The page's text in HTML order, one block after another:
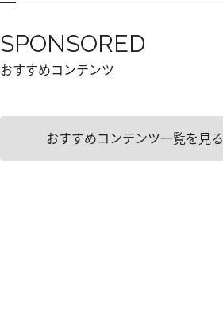
SPONSORED
おすすめコンテンツ
おすすめコンテンツ一覧を見る